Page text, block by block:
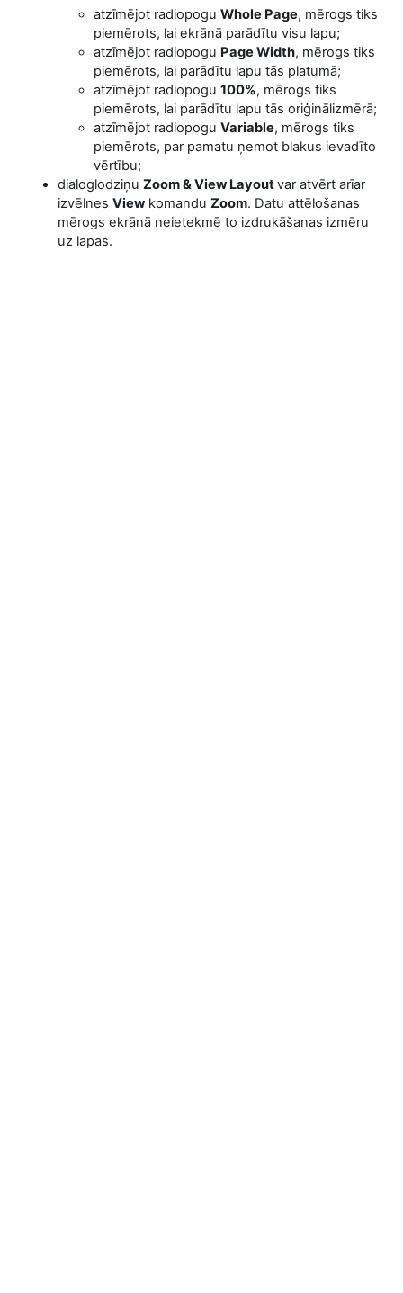
atzīmējot radiopogu Whole Page, mērogs tiks
piemērots, lai ekrānā parādītu visu lapu;
atzīmējot radiopogu Page Width, mērogs tiks
piemērots, lai parādītu lapu tās platumā;
atzīmējot radiopogu 100%, mērogs tiks
piemērots, lai parādītu lapu tās oriģinālizmērā;
atzīmējot radiopogu Variable, mērogs tiks
piemērots, par pamatu ņemot blakus ievadīto
vērtību;
dialoglodziņu Zoom & View Layoutvar atvērt arīar
izvēlnes View komandu Zoom. Datu attēlošanas
mērogs ekrānā neietekmē to izdrukāšanas izmēru
uz lapas.